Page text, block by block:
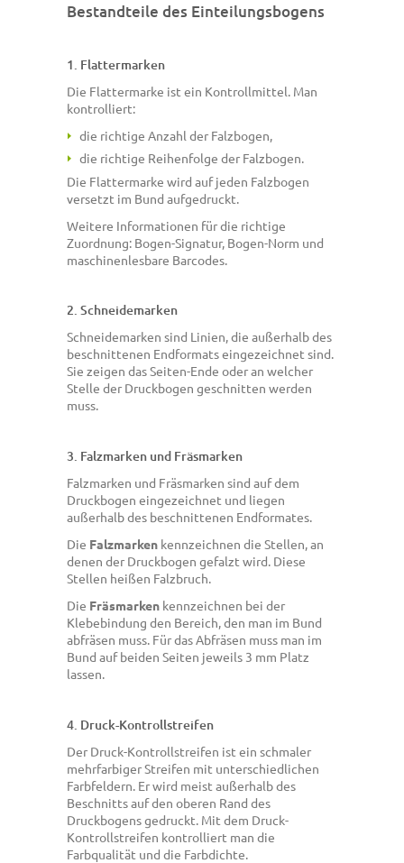
Bestandteile des Einteilungsbogens
1. Flattermarken
Die Flattermarke ist ein Kontrollmittel. Man
kontrolliert:
die richtige Anzahl der Falzbogen,
die richtige Reihenfolge der Falzbogen.
Die Flattermarke wird auf jeden Falzbogen
versetzt im Bund aufgedruckt.
Weitere Informationen für die richtige
Zuordnung: Bogen-Signatur, Bogen-Norm und
maschinenlesbare Barcodes.
2. Schneidemarken
Schneidemarken sind Linien, die außerhalb des
beschnittenen Endformats eingezeichnet sind.
Sie zeigen das Seiten-Ende oder an welcher
Stelle der Druckbogen geschnitten werden
muss.
3. Falzmarken und Fräsmarken
Falzmarken und Fräsmarken sind auf dem
Druckbogen eingezeichnet und liegen
außerhalb des beschnittenen Endformates.
Die Falzmarken kennzeichnen die Stellen, an
denen der Druckbogen gefalzt wird. Diese
Stellen heißen Falzbruch.
Die Fräsmarken kennzeichnen bei der
Klebebindung den Bereich, den man im Bund
abfräsen muss. Für das Abfräsen muss man im
Bund auf beiden Seiten jeweils 3 mm Platz
lassen.
4. Druck-Kontrollstreifen
Der Druck-Kontrollstreifen ist ein schmaler
mehrfarbiger Streifen mit unterschiedlichen
Farbfeldern. Er wird meist außerhalb des
Beschnitts auf den oberen Rand des
Druckbogens gedruckt. Mit dem Druck-
Kontrollstreifen kontrolliert man die
Farbqualität und die Farbdichte.